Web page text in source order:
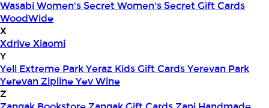
WasabiWomen's SecretWomen's Secret Gift Cards
WoodWide
X
XdriveXiaomi
Y
Yell Extreme ParkYeraz Kids Gift CardsYerevan Park
Yerevan ZiplineYev Wine
Z